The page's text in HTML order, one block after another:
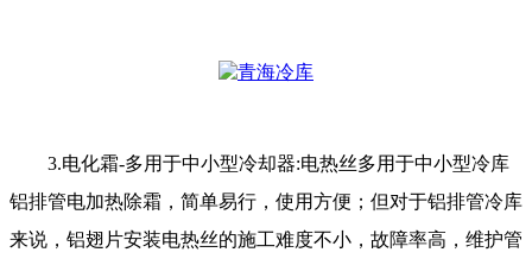
3.电化霜-多用于中小型冷却器:电热丝多用于中小型冷库
铝排管电加热除霜，简单易行，使用方便；但对于铝排管冷库
来说，铝翅片安装电热丝的施工难度不小，故障率高，维护管